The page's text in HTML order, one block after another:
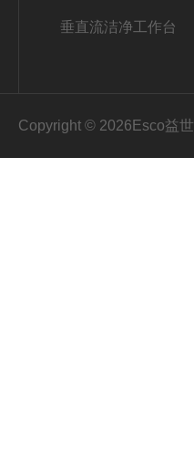
垂直流洁净工作台
Copyright © 2026Esco益